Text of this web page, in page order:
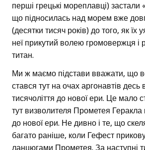
перші грецькі мореплавці)
що підносилась над морем вже
(десятки тисяч років) до того, як їх
неї прикутий волею громовержця і
титан.
Ми ж маємо підстави вважати, що
стався тут на очах аргонавтів десь
тисячоліття до нової ери. Це мало
тут визволителя Прометея Геракла
до нової ери. Не дивно і те, що
багато раніше, коли Гефест
ланцюгами Прометея. За наступні